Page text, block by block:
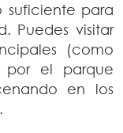
suficiente para
Puedes visitar
(como
por el parque
en los